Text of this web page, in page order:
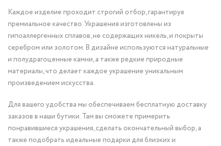
Каждое изделие проходит строгий отбор, гарантируя
премиальное качество. Украшения изготовлены из
гипоаллергенных сплавов, не содержащих никель, и покрыты
серебром или золотом. В дизайне используются натуральные
и полудрагоценные камни, а также редкие природные
материалы, что делает каждое украшение уникальным
произведением искусства.
Для вашего удобства мы обеспечиваем бесплатную доставку
заказов в наши бутики. Там вы сможете примерить
понравившиеся украшения, сделать окончательный выбор, а
также подобрать идеальные подарки для близких и